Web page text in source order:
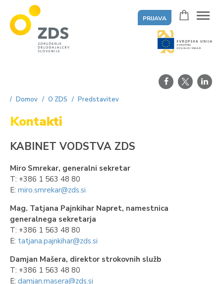
PRIJAVA
Domov O ZDS Predstavitev
Kontakti
KABINET VODSTVA ZDS
Miro Smrekar, generalni sekretar
T: +386 1 563 48 80
E: miro.smrekar@zds.si
Mag. Tatjana Pajnkihar Napret, namestnica
generalnega sekretarja
T: +386 1 563 48 80
E: tatjana.pajnkihar@zds.si
Damjan Mašera, direktor strokovnih služb
T: +386 1 563 48 80
E: damjan.masera@zds.si